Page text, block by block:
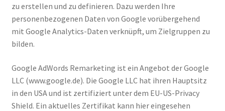
zu erstellen und zu definieren. Dazu werden Ihre
personenbezogenen Daten von Google vorübergehend
mit Google Analytics-Daten verknüpft, um Zielgruppen zu
bilden.
Google AdWords Remarketing ist ein Angebot der Google
LLC (www.google.de). Die Google LLC hat ihren Hauptsitz
in den USA und ist zertifiziert unter dem EU-US-Privacy
Shield. Ein aktuelles Zertifikat kann hier eingesehen